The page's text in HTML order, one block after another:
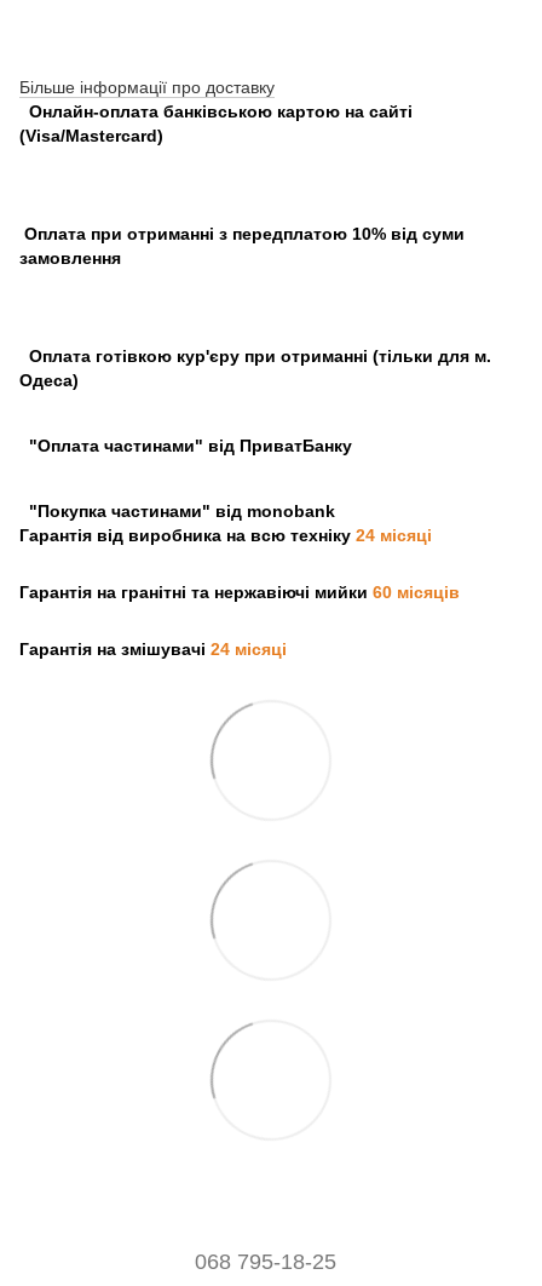
Більше інформації про доставку
Онлайн-оплата банківською картою на сайті
(Visa/Mastercard)
Оплата при отриманні з передплатою 10% від суми
замовлення
Оплата готівкою кур'єру при отриманні (тільки для м.
Одеса)
"Оплата частинами" від ПриватБанку
"Покупка частинами" від monobank
Гарантія від виробника на всю техніку 24 місяці
Гарантія на гранітні та нержавіючі мийки 60 місяців
Гарантія на змішувачі 24 місяці
068 795-18-25